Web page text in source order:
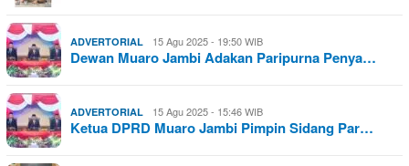
ADVERTORIAL 15 Agu 2025 - 19:50 WIB
Dewan Muaro Jambi Adakan Paripurna Penya…
ADVERTORIAL 15 Agu 2025 - 15:46 WIB
Ketua DPRD Muaro Jambi Pimpin Sidang Par…